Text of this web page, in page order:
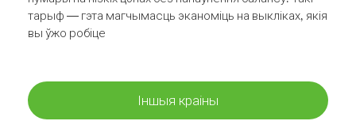
тарыф — гэта магчымасць эканоміць на выкліках, якія
вы ўжо робіце
Іншыя краіны